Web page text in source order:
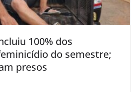
100% dos
do semestre;
presos